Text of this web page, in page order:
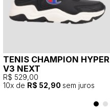
TENIS CHAMPION HYPER
V3 NEXT
R$ 529,00
10x de R$ 52,90 sem juros